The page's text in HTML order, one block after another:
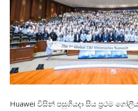
Huawei විසින් පසුගියදා සිය ප්රථම